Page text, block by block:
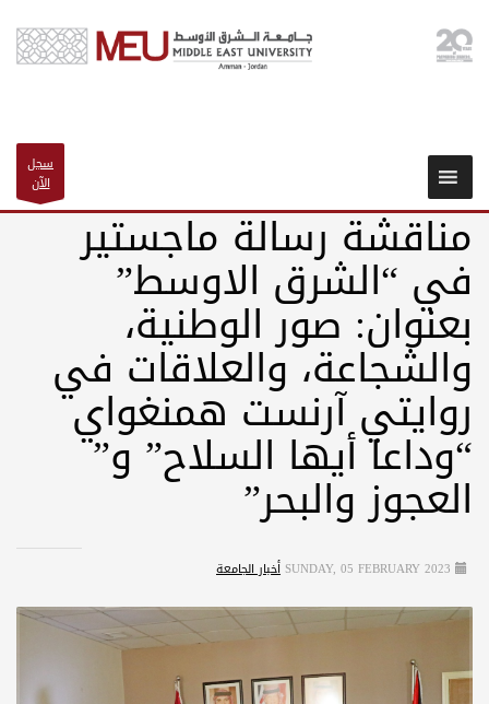
سجل
الآن
مناقشة رسالة ماجستير
في “الشرق الاوسط”
بعنوان: صور الوطنية،
والشجاعة، والعلاقات في
روايتي آرنست همنغواي
“وداعا أيها السلاح” و”
العجوز والبحر”
SUNDAY, 05 FEBRUARY 2023 أخبار الجامعة